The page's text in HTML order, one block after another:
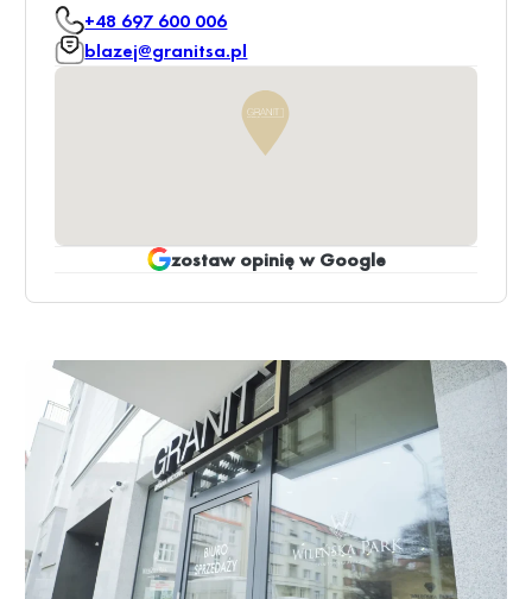
+48 697 600 006
blazej@granitsa.pl
zostaw opinię w Google